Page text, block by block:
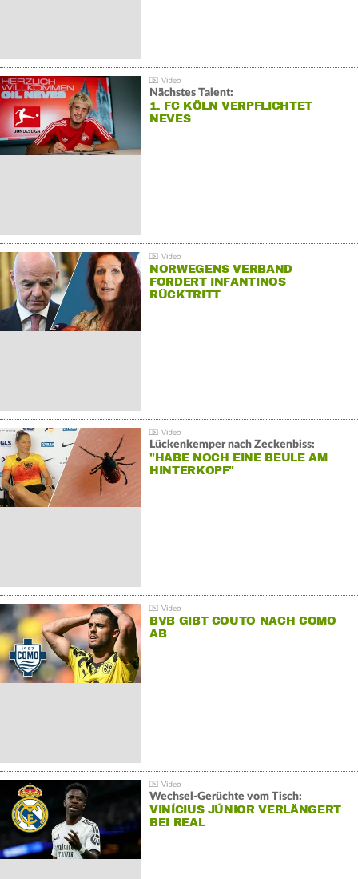
Nächstes Talent:
1. FC KÖLN VERPFLICHTET
NEVES
NORWEGENS VERBAND
FORDERT INFANTINOS
RÜCKTRITT
Lückenkemper nach Zeckenbiss:
"HABE NOCH EINE BEULE AM
HINTERKOPF"
BVB GIBT COUTO NACH COMO
AB
Wechsel-Gerüchte vom Tisch:
VINÍCIUS JÚNIOR VERLÄNGERT
BEI REAL